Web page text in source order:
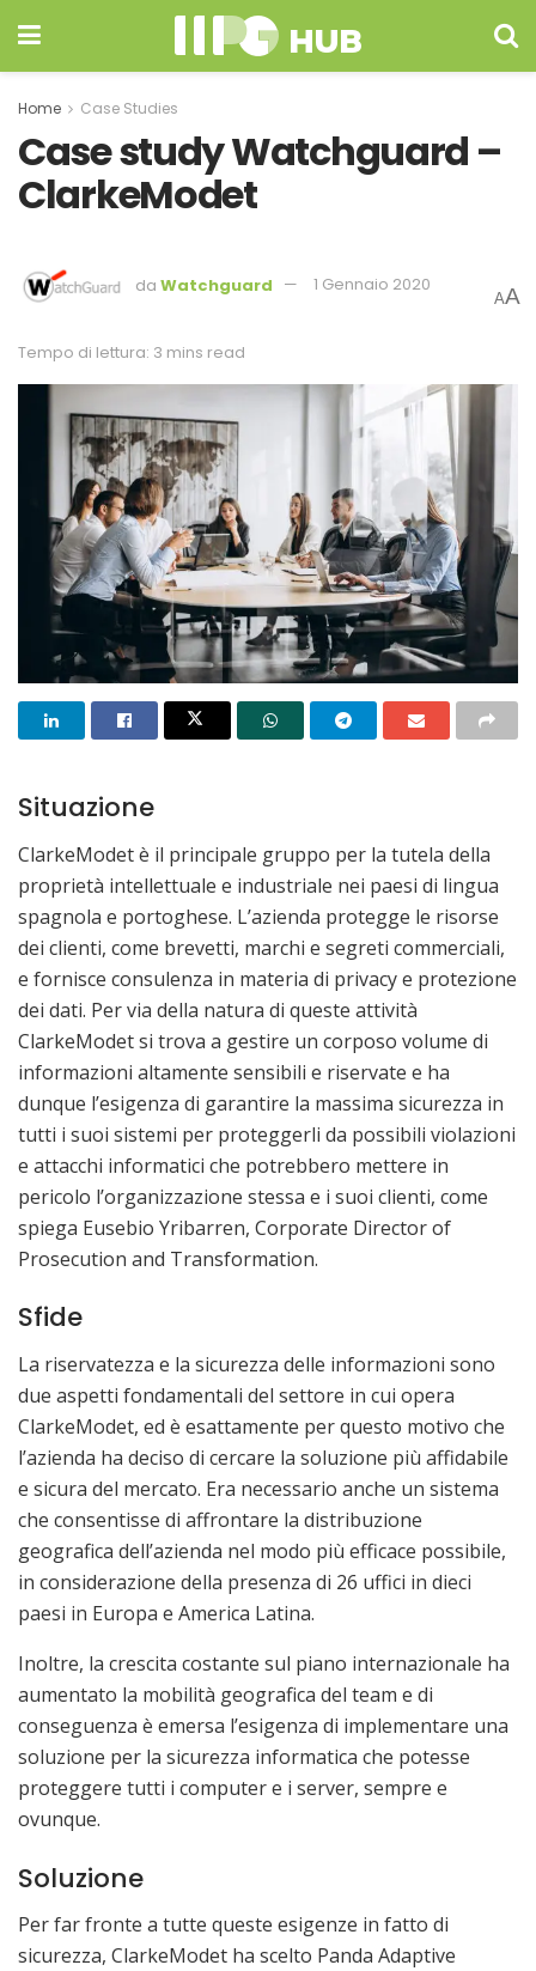
Home Case Studies
Case study Watchguard –
ClarkeModet
da Watchguard 1 Gennaio 2020
Tempo di lettura: 3 mins read
AA
Situazione
ClarkeModet è il principale gruppo per la tutela della
proprietà intellettuale e industriale nei paesi di lingua
spagnola e portoghese. L’azienda protegge le risorse
dei clienti, come brevetti, marchi e segreti commerciali,
e fornisce consulenza in materia di privacy e protezione
dei dati. Per via della natura di queste attività
ClarkeModet si trova a gestire un corposo volume di
informazioni altamente sensibili e riservate e ha
dunque l’esigenza di garantire la massima sicurezza in
tutti i suoi sistemi per proteggerli da possibili violazioni
e attacchi informatici che potrebbero mettere in
pericolo l’organizzazione stessa e i suoi clienti, come
spiega Eusebio Yribarren, Corporate Director of
Prosecution and Transformation.
Sfide
La riservatezza e la sicurezza delle informazioni sono
due aspetti fondamentali del settore in cui opera
ClarkeModet, ed è esattamente per questo motivo che
l’azienda ha deciso di cercare la soluzione più affidabile
e sicura del mercato. Era necessario anche un sistema
che consentisse di affrontare la distribuzione
geografica dell’azienda nel modo più efficace possibile,
in considerazione della presenza di 26 uffici in dieci
paesi in Europa e America Latina.
Inoltre, la crescita costante sul piano internazionale ha
aumentato la mobilità geografica del team e di
conseguenza è emersa l’esigenza di implementare una
soluzione per la sicurezza informatica che potesse
proteggere tutti i computer e i server, sempre e
ovunque.
Soluzione
Per far fronte a tutte queste esigenze in fatto di
sicurezza, ClarkeModet ha scelto Panda Adaptive